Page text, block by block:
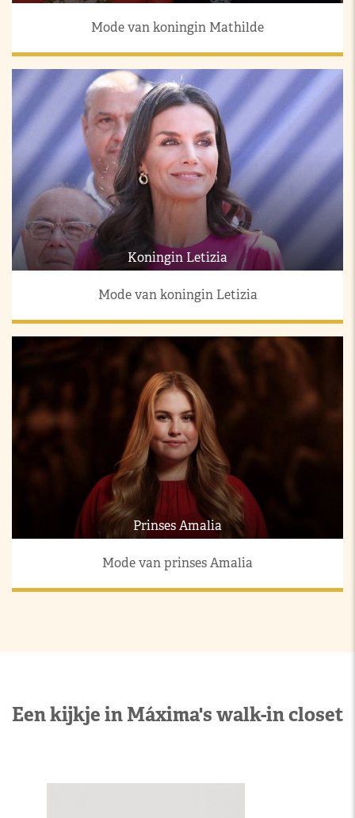
Mode van koningin Mathilde
Koningin Letizia
Mode van koningin Letizia
Prinses Amalia
Mode van prinses Amalia
Een kijkje in Máxima's walk-in closet